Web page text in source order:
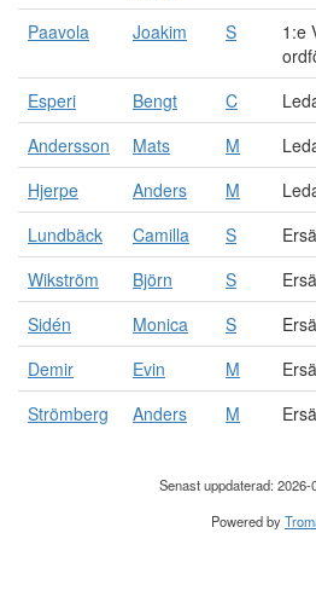
Paavola Joakim S
1:e
Esperi Bengt C
Andersson
Mats M
Hjerpe
Anders M
Lundbäck
Camilla S
Wikström
Björn S
Sidén
Monica S
Demir
Evin M
Strömberg
Anders M
Senast uppdaterad: 2026-
Powered by